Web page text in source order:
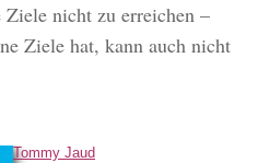
Ziele nicht zu erreichen –
Ziele hat, kann auch nicht
Tommy Jaud